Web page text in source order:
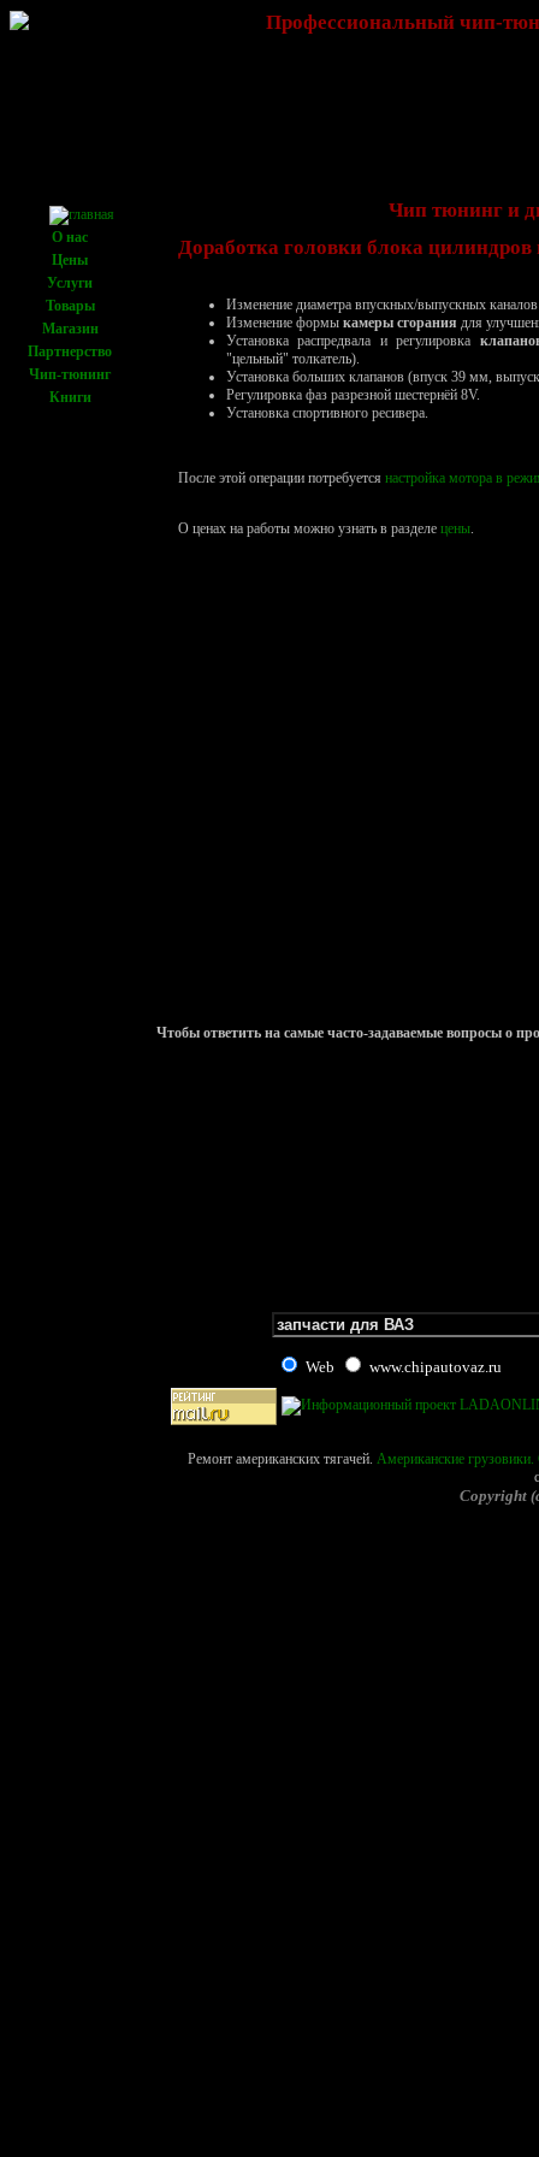
Профессиональный чип-
О нас
Цены
Услуги
Товары
Магазин
Партнерство
Чип-тюнинг
Книги
Чип тюнинг и
Доработка головки блока цилиндров
Изменение диаметра впускных/выпускных
Изменение формы камеры сгорания для
Установка распредвала и регулировка
"цельный" толкатель).
Установка больших клапанов (впуск 39 мм,
Регулировка фаз разрезной шестернёй 8V.
Установка спортивного ресивера.
После этой операции потребуется настройка мотора в
О ценах на работы можно узнать в разделе цены.
Чтобы ответить на самые часто-задаваемые вопросы о
Web www.chipautovaz.ru
Ремонт американских тягачей. Американские грузовики.
Copyright